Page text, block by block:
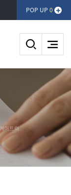
POP UP 0
어트랙